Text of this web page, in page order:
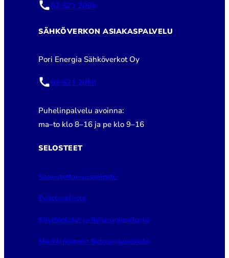
02 621 2085
SÄHKÖVERKON ASIAKASPALVELU
Pori Energia Sähköverkot Oy
02 621 2050
Puhelinpalvelu avoinna:
ma–to klo 8–16 ja pe klo 9–16
SELOSTEET
Saavutettavuusseloste
Evästeseloste
Käyttöehdot ja tietosuojaseloste
Markkinoinnin tietosuojaseloste